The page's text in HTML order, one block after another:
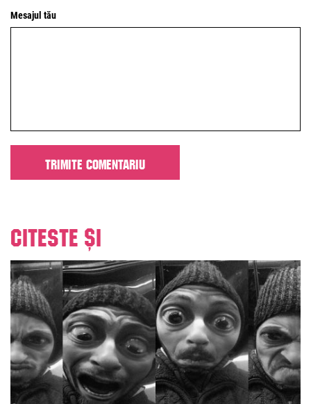
Mesajul tău
Citeste și